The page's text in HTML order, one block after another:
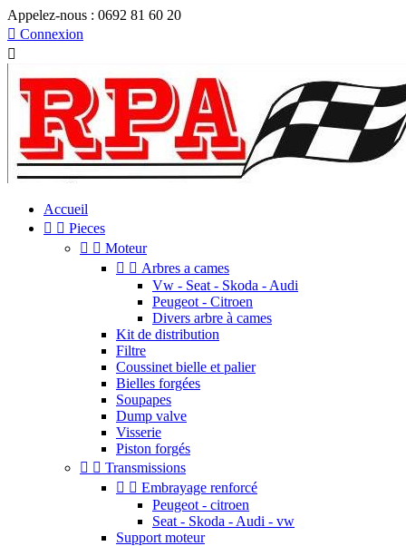
Appelez-nous : 0692 81 60 20
 Connexion

Accueil
  Pieces
  Moteur
  Arbres a cames
Vw - Seat - Skoda - Audi
Peugeot - Citroen
Divers arbre à cames
Kit de distribution
Filtre
Coussinet bielle et palier
Bielles forgées
Soupapes
Dump valve
Visserie
Piston forgés
  Transmissions
  Embrayage renforcé
Peugeot - citroen
Seat - Skoda - Audi - vw
Support moteur